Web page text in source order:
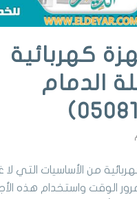
كهربائية
الدمام
من الأساسيات التي
الوقت واستخدام هذه